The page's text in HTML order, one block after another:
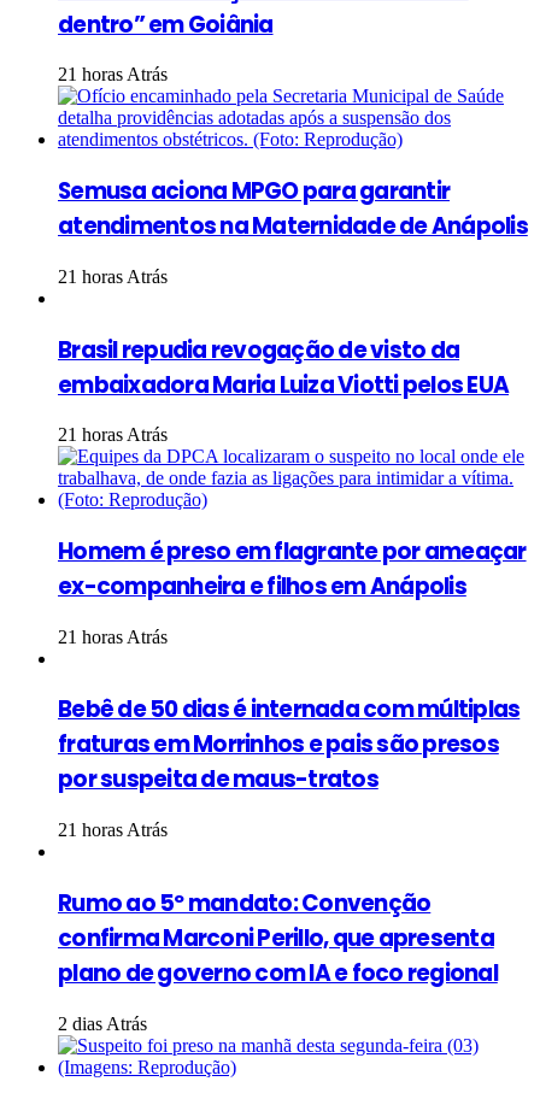
dentro” em Goiânia
21 horas Atrás
Semusa aciona MPGO para garantir
atendimentos na Maternidade de Anápolis
21 horas Atrás
Brasil repudia revogação de visto da
embaixadora Maria Luiza Viotti pelos EUA
21 horas Atrás
Homem é preso em flagrante por ameaçar
ex-companheira e filhos em Anápolis
21 horas Atrás
Bebê de 50 dias é internada com múltiplas
fraturas em Morrinhos e pais são presos
por suspeita de maus-tratos
21 horas Atrás
Rumo ao 5º mandato: Convenção
confirma Marconi Perillo, que apresenta
plano de governo com IA e foco regional
2 dias Atrás